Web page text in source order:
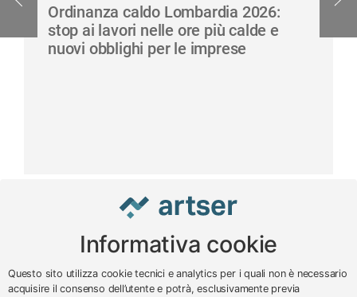
Ordinanza caldo Lombardia 2026:
stop ai lavori nelle ore più calde e
nuovi obblighi per le imprese
Informativa cookie
Questo sito utilizza cookie tecnici e analytics per i quali non è necessario
acquisire il consenso dell’utente e potrà, esclusivamente previa